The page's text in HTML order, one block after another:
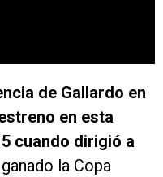
de Gallardo en
en esta
cuando dirigió a
la Copa